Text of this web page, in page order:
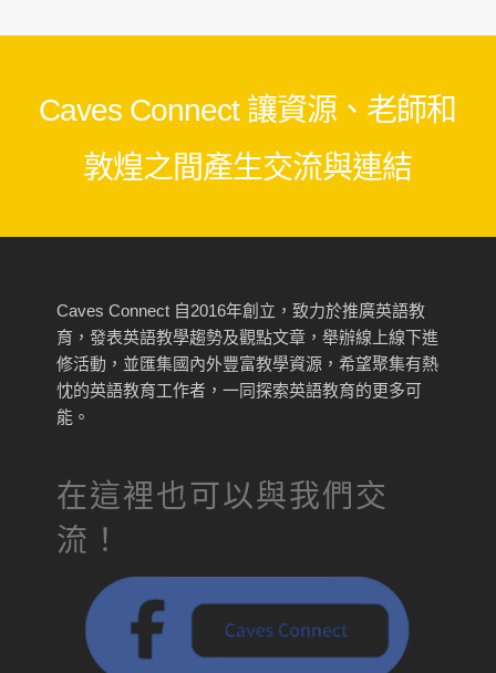
Caves Connect 讓資源、老師和
敦煌之間產生交流與連結
Caves Connect 自2016年創立，致力於推廣英語教
育，發表英語教學趨勢及觀點文章，舉辦線上線下進
修活動，並匯集國內外豐富教學資源，希望聚集有熱
忱的英語教育工作者，一同探索英語教育的更多可
能。
在這裡也可以與我們交
流！